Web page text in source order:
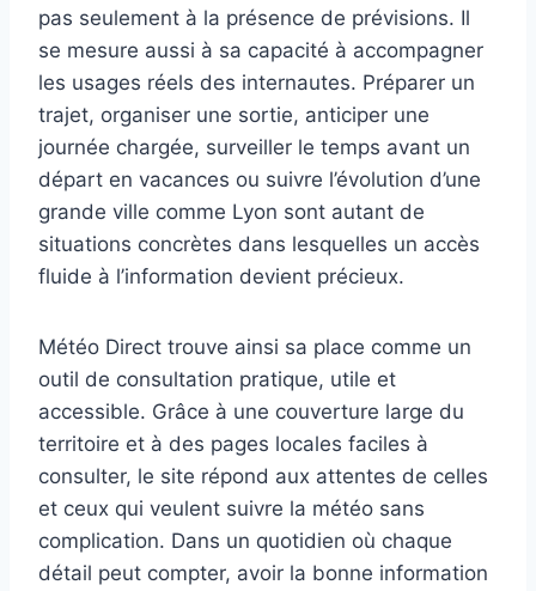
pas seulement à la présence de prévisions. Il
se mesure aussi à sa capacité à accompagner
les usages réels des internautes. Préparer un
trajet, organiser une sortie, anticiper une
journée chargée, surveiller le temps avant un
départ en vacances ou suivre l’évolution d’une
grande ville comme Lyon sont autant de
situations concrètes dans lesquelles un accès
fluide à l’information devient précieux.
Météo Direct trouve ainsi sa place comme un
outil de consultation pratique, utile et
accessible. Grâce à une couverture large du
territoire et à des pages locales faciles à
consulter, le site répond aux attentes de celles
et ceux qui veulent suivre la météo sans
complication. Dans un quotidien où chaque
détail peut compter, avoir la bonne information